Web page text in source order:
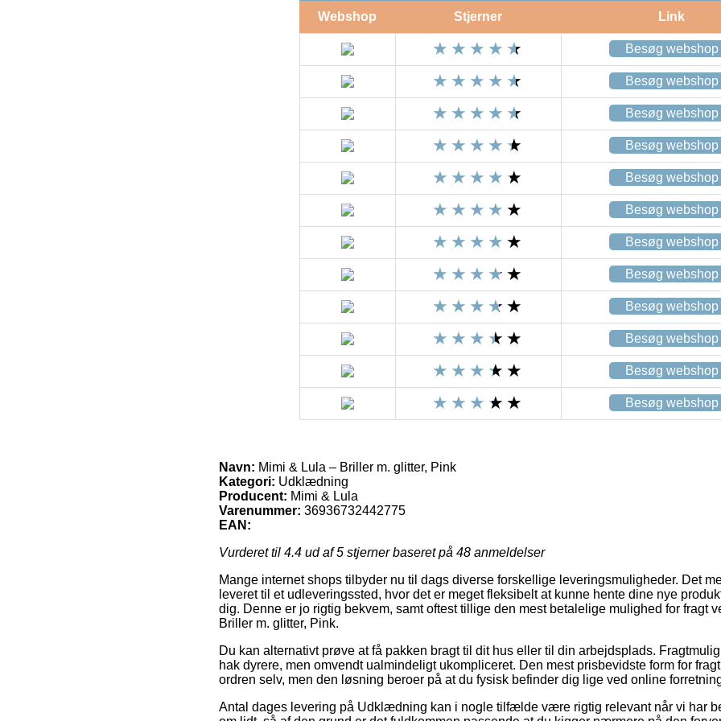
Webshop Stjerner Link
Besøg webshop
Besøg webshop
Besøg webshop
Besøg webshop
Besøg webshop
Besøg webshop
Besøg webshop
Besøg webshop
Besøg webshop
Besøg webshop
Besøg webshop
Besøg webshop
Navn: Mimi & Lula – Briller m. glitter, Pink
Kategori: Udklædning
Producent: Mimi & Lula
Varenummer: 36936732442775
EAN:
Vurderet til 4.4 ud af 5 stjerner baseret på 48 anmeldelser
Mange internet shops tilbyder nu til dags diverse forskellige leveringsmuligheder. Det
leveret til et udleveringssted, hvor det er meget fleksibelt at kunne hente dine nye
dig. Denne er jo rigtig bekvem, samt oftest tillige den mest betalelige mulighed for fragt
Briller m. glitter, Pink.
Du kan alternativt prøve at få pakken bragt til dit hus eller til din arbejdsplads.
hak dyrere, men omvendt ualmindeligt ukompliceret. Den mest prisbevidste form for
ordren selv, men den løsning beroer på at du fysisk befinder dig lige ved online
Antal dages levering på Udklædning kan i nogle tilfælde være rigtig relevant når vi har